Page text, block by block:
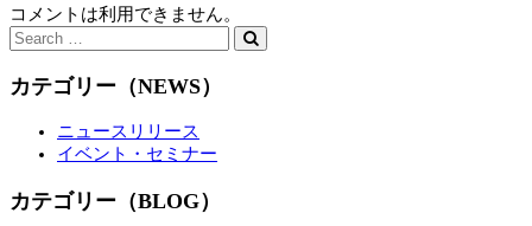
コメントは利用できません。
カテゴリー（NEWS）
ニュースリリース
イベント・セミナー
カテゴリー（BLOG）